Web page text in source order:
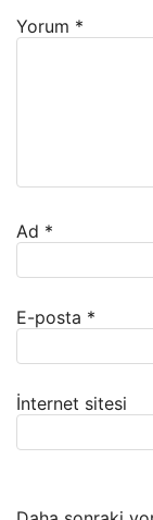
Yorum *
Ad *
E-posta *
İnternet sitesi